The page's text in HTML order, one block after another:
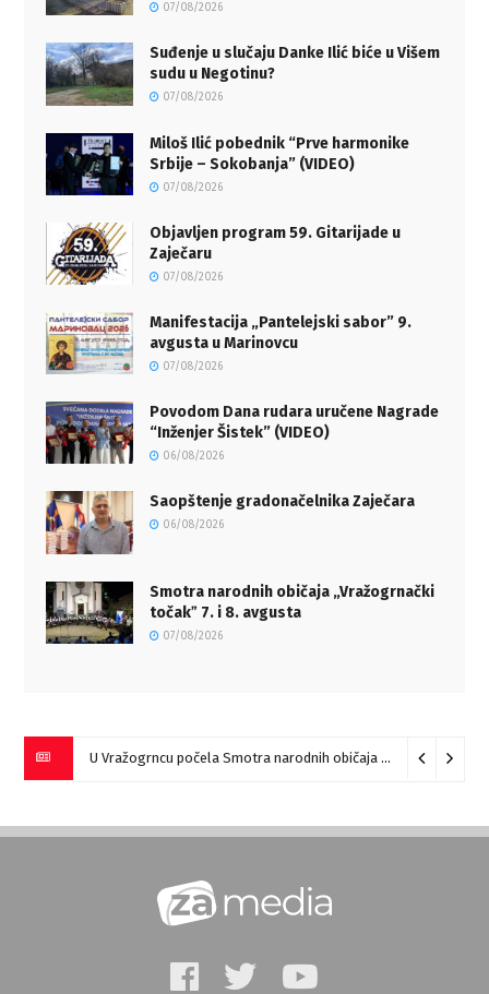
07/08/2026
Suđenje u slučaju Danke Ilić biće u Višem
sudu u Negotinu?
07/08/2026
Miloš Ilić pobednik “Prve harmonike
Srbije – Sokobanja” (VIDEO)
07/08/2026
Objavljen program 59. Gitarijade u
Zaječaru
07/08/2026
Manifestacija „Pantelejski sabor” 9.
avgusta u Marinovcu
07/08/2026
Povodom Dana rudara uručene Nagrade
“Inženjer Šistek” (VIDEO)
06/08/2026
Saopštenje gradonačelnika Zaječara
06/08/2026
Smotra narodnih običaja „Vražogrnački
točakˮ 7. i 8. avgusta
07/08/2026
U Vražogrncu počela Smotra narodnih običaja „Vražogrnački točak“